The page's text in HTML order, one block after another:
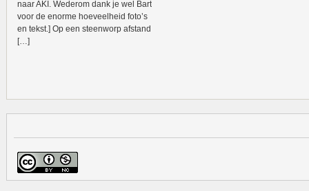
naar AKI. Wederom dank je wel Bart
voor de enorme hoeveelheid foto’s
en tekst.] Op een steenworp afstand
[…]